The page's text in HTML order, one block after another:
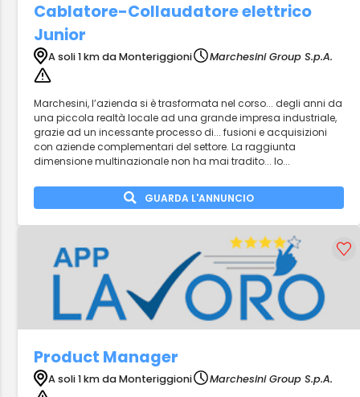
Cablatore-Collaudatore elettrico
Junior
A soli 1 km da Monteriggioni Marchesini Group S.p.A.
Marchesini, l’azienda si è trasformata nel corso... degli anni da
una piccola realtà locale ad una grande impresa industriale,
grazie ad un incessante processo di... fusioni e acquisizioni
con aziende complementari del settore. La raggiunta
dimensione multinazionale non ha mai tradito... lo...
GUARDA L'ANNUNCIO
Product Manager
A soli 1 km da Monteriggioni Marchesini Group S.p.A.